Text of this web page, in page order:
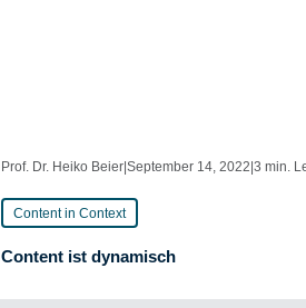
Prof. Dr. Heiko Beier |September 14, 2022 |3 min.
Content in Context
Content ist dynamisch